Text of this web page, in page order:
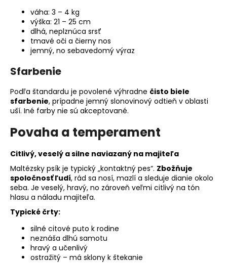
váha: 3 – 4 kg
výška: 21 – 25 cm
dlhá, neplznúca srsť
tmavé oči a čierny nos
jemný, no sebavedomý výraz
Sfarbenie
Podľa štandardu je povolené výhradne čisto biele
sfarbenie, prípadne jemný slonovinový odtieň v oblasti
uší. Iné farby nie sú akceptované.
Povaha a temperament
Citlivý, veselý a silne naviazaný na majiteľa
Maltézsky psík je typický „kontaktný pes“. Zbožňuje
spoločnosť ľudí, rád sa nosí, mazlí a sleduje dianie okolo
seba. Je veselý, hravý, no zároveň veľmi citlivý na tón
hlasu a náladu majiteľa.
Typické črty:
silné citové puto k rodine
neznáša dlhú samotu
hravý a učenlivý
ostražitý – má sklony k štekanie